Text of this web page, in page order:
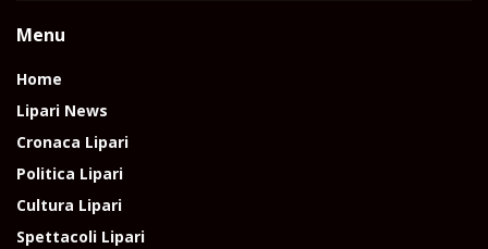
Menu
Home
Lipari News
Cronaca Lipari
Politica Lipari
Cultura Lipari
Spettacoli Lipari